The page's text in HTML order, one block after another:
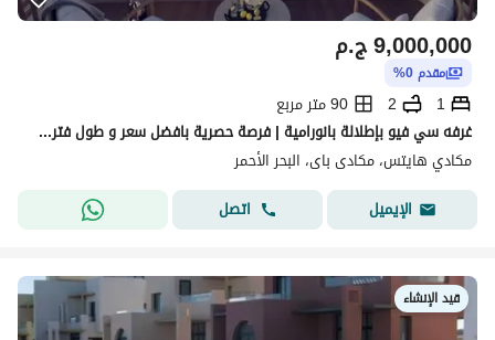
ج.م9,000,000
مقدم 0%
1
2
90 متر مربع
غرفه سي فيو بإطلالة بانورامية | فرصة حصرية بافضل سعر و طول فتره سداد
مكادي هايتس، مكادى باى، البحر الأحمر
الإيميل
اتصل
قيد الإنشاء